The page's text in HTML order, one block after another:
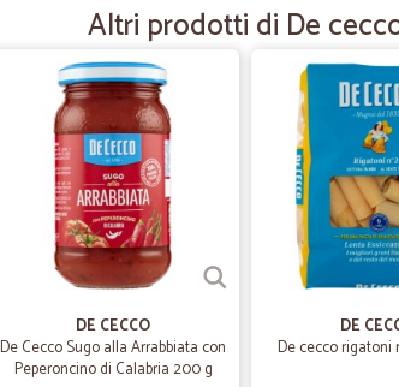
Mi soddisfa la
Ottimo Servizio
Ottimo
un'ampia
Ottimo servizio,
Altri prodotti di De
DE CECCO
De Cecco Sugo alla Arrabbiata con
Peperoncino di Calabria 200 g
DE
De cecco rigatoni